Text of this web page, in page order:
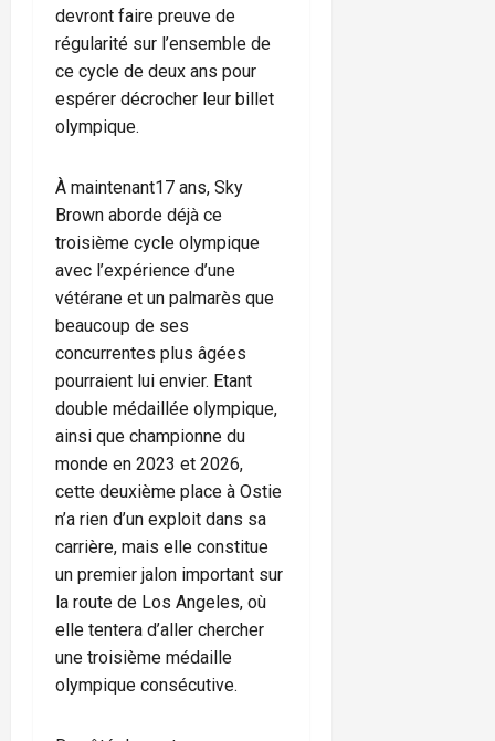
devront faire preuve de
régularité sur l’ensemble de
ce cycle de deux ans pour
espérer décrocher leur billet
olympique.
À maintenant17 ans, Sky
Brown aborde déjà ce
troisième cycle olympique
avec l’expérience d’une
vétérane et un palmarès que
beaucoup de ses
concurrentes plus âgées
pourraient lui envier. Etant
double médaillée olympique,
ainsi que championne du
monde en 2023 et 2026,
cette deuxième place à Ostie
n’a rien d’un exploit dans sa
carrière, mais elle constitue
un premier jalon important sur
la route de Los Angeles, où
elle tentera d’aller chercher
une troisième médaille
olympique consécutive.